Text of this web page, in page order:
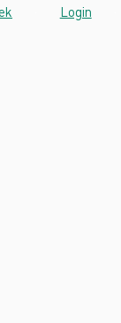
Login